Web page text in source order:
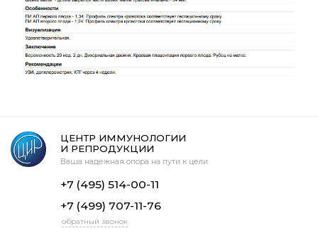
ЦЕНТР ИММУНОЛОГИИ
И РЕПРОДУКЦИИ
Ваша надежная опора на пути к цели
+7 (495) 514-00-11
+7 (499) 707-11-76
обратный звонок